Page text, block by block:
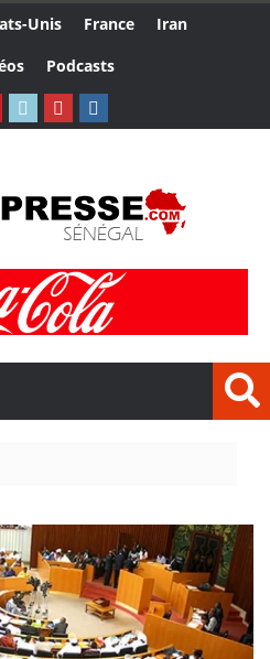
Unis France
Iran
Podcasts
Guinée :
Réforme
Bénin :